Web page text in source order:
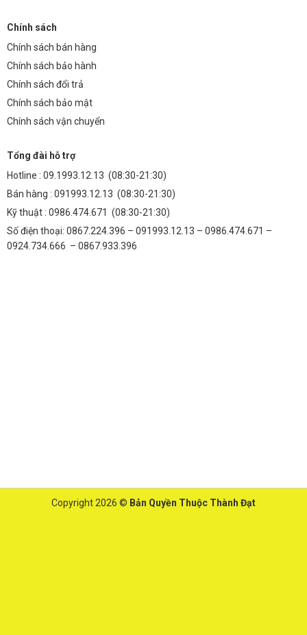
Chính sách
Chính sách bán hàng
Chính sách bảo hành
Chính sách đổi trả
Chính sách bảo mật
Chính sách vận chuyển
Tổng đài hỗ trợ
Hotline : 09.1993.12.13 (08:30-21:30)
Bán hàng : 091993.12.13 (08:30-21:30)
Kỹ thuật : 0986.474.671 (08:30-21:30)
Số điện thoại: 0867.224.396 – 091993.12.13 – 0986.474.671 –
0924.734.666 – 0867.933.396
Copyright 2026 © Bản Quyền Thuộc Thành Đạt